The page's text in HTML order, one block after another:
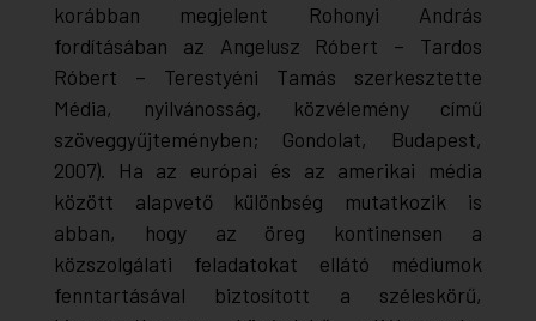
korábban megjelent Rohonyi András
fordításában az Angelusz Róbert – Tardos
Róbert – Terestyéni Tamás szerkesztette
Média, nyilvánosság, közvélemény című
szöveggyűjteményben; Gondolat, Budapest,
2007). Ha az európai és az amerikai média
között alapvető különbség mutatkozik is
abban, hogy az öreg kontinensen a
közszolgálati feladatokat ellátó médiumok
fenntartásával biztosított a széleskörű,